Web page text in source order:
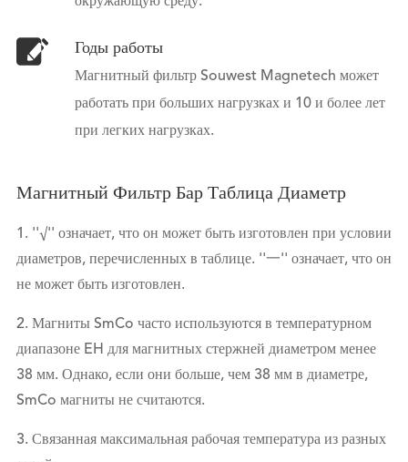
Годы работы
Магнитный фильтр Souwest Magnetech может
работать при больших нагрузках и 10 и более лет
при легких нагрузках.
Магнитный Фильтр Бар Таблица Диаметр
1. ''√'' означает, что он может быть изготовлен при условии
диаметров, перечисленных в таблице. ''一'' означает, что он
не может быть изготовлен.
2. Магниты SmCo часто используются в температурном
диапазоне EH для магнитных стержней диаметром менее
38 мм. Однако, если они больше, чем 38 мм в диаметре,
SmCo магниты не считаются.
3. Связанная максимальная рабочая температура из разных